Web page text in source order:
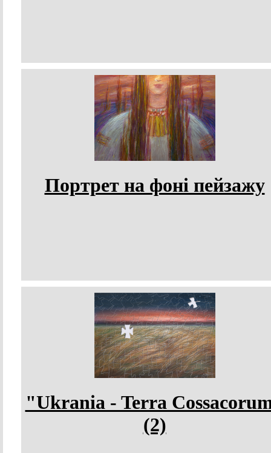
Портрет на фоні пейзажу
"Ukrania - Terra
(2)